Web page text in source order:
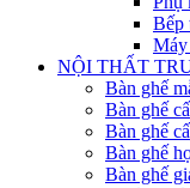
Bếp
Máy
NỘI THẤT
Bàn ghế
Bàn ghế
Bàn ghế
Bàn ghế
Bàn ghế